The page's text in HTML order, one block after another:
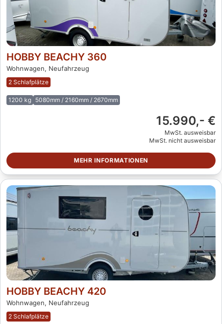
HOBBY BEACHY 360
Wohnwagen, Neufahrzeug
2 Schlafplätze
1200 kg 5080mm / 2160mm / 2670mm
15.990,- €
MwSt. ausweisbar
MwSt. nicht ausweisbar
MEHR INFORMATIONEN
HOBBY BEACHY 420
Wohnwagen, Neufahrzeug
2 Schlafplätze